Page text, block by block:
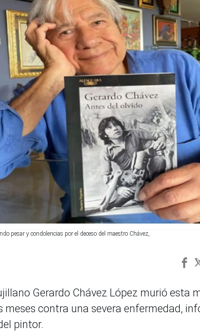
pesar y condolencias por el deceso del maestro Chávez,
Gerardo Chávez López murió esta
meses contra una severa enfermedad,
pintor.